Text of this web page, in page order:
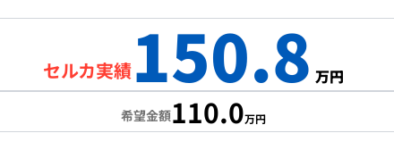
セルカ実績150.8 万円
希望金額110.0万円